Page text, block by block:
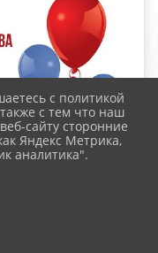
с политикой
с тем что наш
сайту сторонние
Яндекс Метрика,
аналитика".